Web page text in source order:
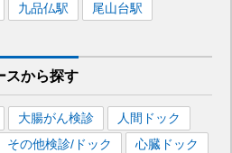
九品仏駅 尾山台駅
スから探す
大腸がん検診
人間ドック
その他検診/ドック
心臓ドック